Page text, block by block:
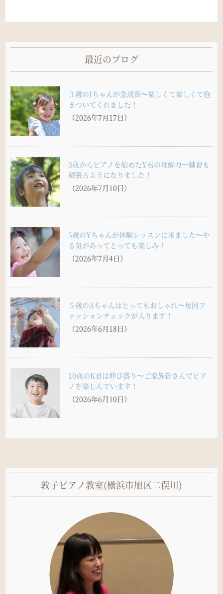
最近のブログ
３歳のIちゃんが急成長〜楽しくて楽しくて抱
きついてくれました！
（2026年7月17日）
3歳からピアノを始めたY君の理解力〜練習も
頑張るようになりました！
（2026年7月10日）
5歳のYちゃんが体験レッスンに来ました〜や
る気があってとっても楽しみ！
（2026年7月4日）
５歳のAちゃんはとってもおしゃれ〜毎回フ
ァッションチェックが入ります！
（2026年6月18日）
10歳のK君は伸び盛り〜ご家族皆さんでピア
ノを楽しんでいます！
（2026年6月10日）
敦子ピアノ教室(横浜市旭区二俣川)